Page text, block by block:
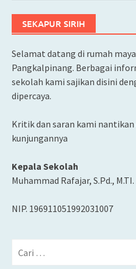
SEKAPUR SIRIH
Selamat datang di rumah
Pangkalpinang. Berbagai
sekolah kami sajikan disini
dipercaya.
Kritik dan saran kami
kunjungannya
Kepala Sekolah
Muhammad Rafajar, S.Pd., M.TI.
NIP. 196911051992031007